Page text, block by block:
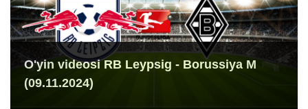
O'yin videosi RB Leypsig - Borussiya M
(09.11.2024)